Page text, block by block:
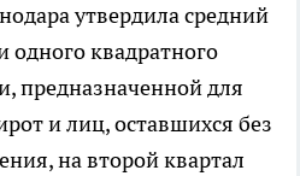
утвердила средний
одного квадратного
предназначенной для
и лиц, оставшихся без
на второй квартал